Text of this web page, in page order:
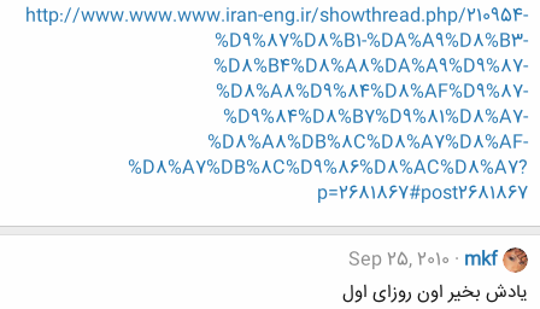
http://www.www.www.iran-eng.ir/showthread.php/210954-
%D9%87%D8%B1-%DA%A9%D8%B3-
%D8%B4%D8%A8%DA%A9%D9%87-
%D8%A8%D9%84%D8%AF%D9%87-
%D9%84%D8%B7%D9%81%D8%A7-
%D8%A8%DB%8C%D8%A7%D8%AF-
%D8%A7%DB%8C%D9%86%D8%AC%D8%A7?
p=2681867#post2681867
mkf
Sep 25, 2010
یادش بخیر اون روزای اول